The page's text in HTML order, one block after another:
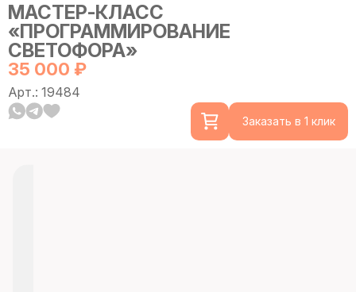
МАСТЕР-КЛАСС
«ПРОГРАММИРОВАНИЕ
СВЕТОФОРА»
35 000 ₽
Арт.: 19484
Заказать в 1 клик